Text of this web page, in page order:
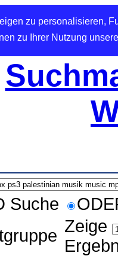
zu personalisieren,
zu Ihrer Nutzung
Suche
Zeige